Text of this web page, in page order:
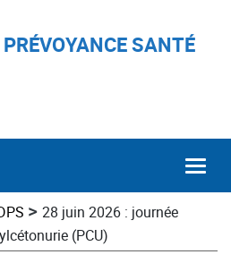
SANTÉ
> 28 juin 2026 : journée
(PCU)